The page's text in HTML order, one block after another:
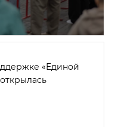
«Единой